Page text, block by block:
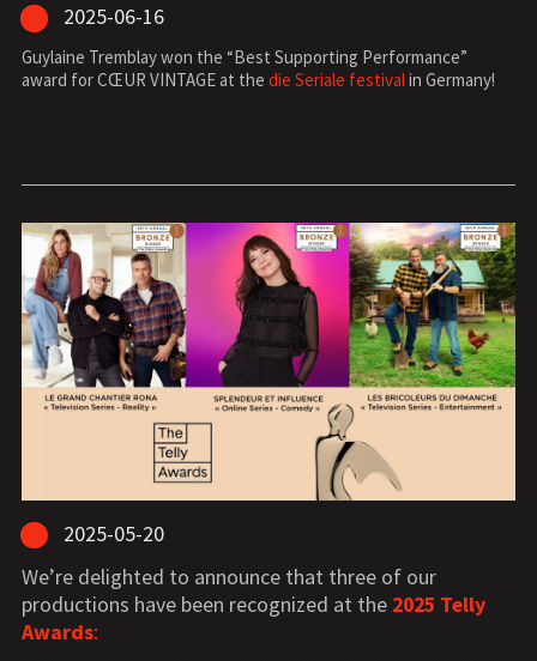
2025-06-16
Guylaine Tremblay won the “Best Supporting Performance”
award for CŒUR VINTAGE at the die Seriale festivalin Germany!
2025-05-20
We’re delighted to announce that three of our
productions have been recognized at the 2025 Telly
Awards: